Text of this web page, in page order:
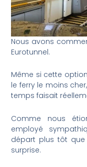
Nous avons
Eurotunnel.
Même si cette
le ferry le moins
temps faisait
Comme nous
employé
départ plus tôt que
surprise.